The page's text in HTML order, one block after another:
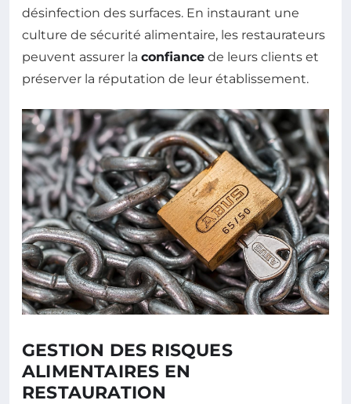
désinfection des surfaces. En instaurant une
culture de sécurité alimentaire, les restaurateurs
peuvent assurer la confiance de leurs clients et
préserver la réputation de leur établissement.
GESTION DES RISQUES
ALIMENTAIRES EN
RESTAURATION